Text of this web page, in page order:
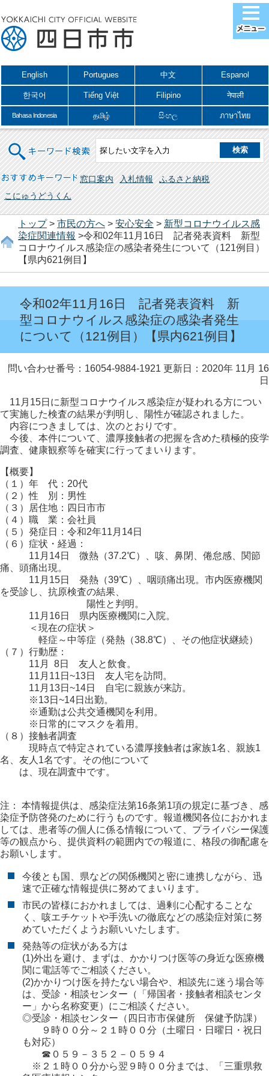
English Portugues 中文 Espanol
한국어 Tiếng Việt Filipino नेपाली
Bahasa Indonesia தமிழ் සිංහල ภาษาไทย
キーワード検索
おすすめキーワード 窓口案内 入札情報
ふるさと納税
こにゅうどうくん
トップ> 市民の方へ > 安心安全 > 新型コロナウイルス感
染症関連情報 >令和02年11月16日 記者発表資料 新型
コロナウイルス感染症の感染者発生について（121例目）
【県内621例目】
令和02年11月16日 記者発表資料 新
型コロナウイルス感染症の感染者発生
について（121例目）【県内621例目】
問い合わせ番号：16054-9884-1921 更新日：2020年 11月 16
日
11月15日に新型コロナウイルス感染症が疑われる方につい
て実施した検査の結果が判明し、陽性が確認されました。
内容につきましては、次のとおりです。
今後、本件について、濃厚接触者の把握を含めた積極的疫学
調査、健康観察等を確実に行ってまいります。
【概要】
（１）年 代：20代
（２）性 別：男性
（３）居住地：四日市市
（４）職 業：会社員
（５）発症日：令和2年11月14日
（６）症状・経過：
11月14日 微熱（37.2℃）、咳、鼻閉、倦怠感、関節
痛、頭痛出現。
11月15日 発熱（39℃）、咽頭痛出現。市内医療機関
を受診し、抗原検査の結果、
陽性と判明。
11月16日 県内医療機関に入院。
＜現在の症状＞
軽症～中等症（発熱（38.8℃）、その他症状継続）
（７）行動歴：
11月 8日 友人と飲食。
11月11日~13日 友人宅を訪問。
11月13日~14日 自宅に親族が来訪。
※13日~14日出勤。
※通勤は公共交通機関を利用。
※日常的にマスクを着用。
（８）接触者調査
現時点で特定されている濃厚接触者は家族1名、親族1
名、友人1名です。その他について
は、現在調査中です。
注： 本情報提供は、感染症法第16条第1項の規定に基づき、感
染症予防啓発のために行うものです。報道機関各位におかれま
しては、患者等の個人に係る情報について、プライバシー保護
等の観点から、提供資料の範囲内での報道に、格段の御配慮を
お願いします。
今後とも国、県などの関係機関と密に連携しながら、迅
速で正確な情報提供に努めてまいります。
市民の皆様におかれましては、過剰に心配することな
く、咳エチケットや手洗いの徹底などの感染症対策に努
めていただくようお願いいたします。
発熱等の症状がある方は
(1)外出を避け、まずは、かかりつけ医等の身近な医療機
関に電話等でご相談ください。
(2)かかりつけ医を持たない場合や、相談先に迷う場合等
は、受診・相談センター（「帰国者・接触者相談センタ
ー」から名称変更）にご相談ください。
◎受診・相談センター（四日市市保健所 保健予防課）
９時００分～２１時００分（土曜日・日曜日・祝日
も対応）
☎０５９－３５２－０５９４
※２１時００分から翌９時００分までは、「三重県救